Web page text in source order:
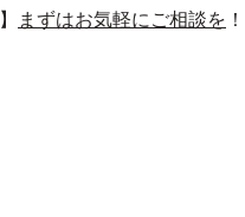
】 まずはお気軽にご相談を ！